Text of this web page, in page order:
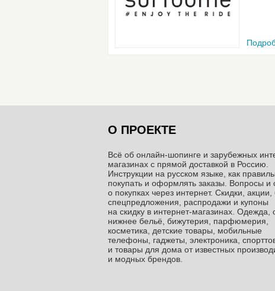
О ПРОЕКТЕ
Всё об онлайн-шопинге и зарубежных
магазинах c прямой доставкой в Россию.
Инструкции на русском языке, как
покупать и оформлять заказы. Вопросы и
о покупках через интернет. Скидки, акции,
спецпредложения, распродажи и купоны
на скидку в интернет-магазинах. Одежда,
нижнее бельё, бижутерия, парфюмерия,
косметика, детские товары, мобильные
телефоны, гаджеты, электроника,
и товары для дома от известных
и модных брендов.